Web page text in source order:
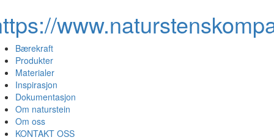
Bærekraft
Produkter
Materialer
Inspirasjon
Dokumentasjon
Om naturstein
Om oss
KONTAKT OSS